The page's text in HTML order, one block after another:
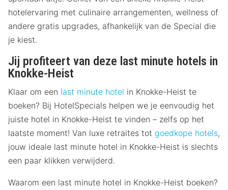
hotelervaring met culinaire arrangementen, wellness of
andere gratis upgrades, afhankelijk van de Special die
je kiest.
Jij profiteert van deze last minute hotels in
Knokke-Heist
Klaar om een last minute hotel in Knokke-Heist te
boeken? Bij HotelSpecials helpen we je eenvoudig het
juiste hotel in Knokke-Heist te vinden – zelfs op het
laatste moment! Van luxe retraites tot goedkope hotels,
jouw ideale last minute hotel in Knokke-Heist is slechts
een paar klikken verwijderd.
Waarom een last minute hotel in Knokke-Heist boeken?